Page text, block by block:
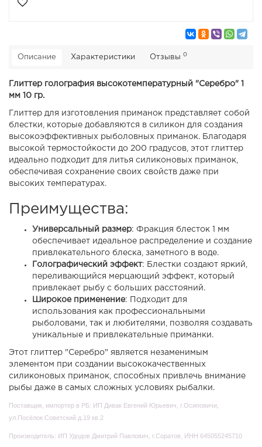
Описание Характеристики Отзывы 0
Глиттер голография высокотемпературный "Серебро" 1
мм 10 гр.
Глиттер для изготовления приманок представляет собой
блестки, которые добавляются в силикон для создания
высокоэффективных рыболовных приманок. Благодаря
высокой термостойкости до 200 градусов, этот глиттер
идеально подходит для литья силиконовых приманок,
обеспечивая сохранение своих свойств даже при
высоких температурах.
Преимущества:
Универсальный размер: Фракция блесток 1 мм
обеспечивает идеальное распределение и создание
привлекательного блеска, заметного в воде.
Голографический эффект: Блестки создают яркий,
переливающийся мерцающий эффект, который
привлекает рыбу с больших расстояний.
Широкое применение: Подходит для
использования как профессиональными
рыболовами, так и любителями, позволяя создавать
уникальные и привлекательные приманки.
Этот глиттер "Серебро" является незаменимым
элементом при создании высококачественных
силиконовых приманок, способных привлечь внимание
рыбы даже в самых сложных условиях рыбалки.
Поставщик, импортер в РБ: ИП Дивак Евгений Юрьевич, г.Осиповичи,
ул.Посёлок Советский д.19 кв.2
Производитель: ИП Удодов Дмитрий Павлович , г.Соратов, ИНН 645055245710